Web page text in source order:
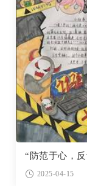
“防范于心，
2025-04-15